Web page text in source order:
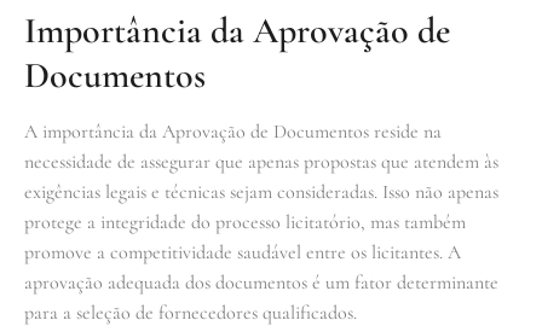
Importância da Aprovação de
Documentos
A importância da Aprovação de Documentos reside na
necessidade de assegurar que apenas propostas que atendem às
exigências legais e técnicas sejam consideradas. Isso não apenas
protege a integridade do processo licitatório, mas também
promove a competitividade saudável entre os licitantes. A
aprovação adequada dos documentos é um fator determinante
para a seleção de fornecedores qualificados.